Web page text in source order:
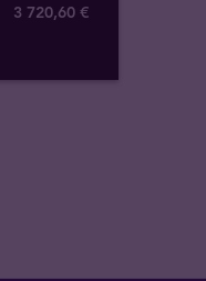
3 720,60 €